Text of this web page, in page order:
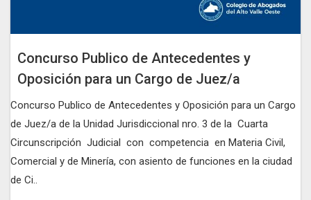
Concurso Publico de Antecedentes y
Oposición para un Cargo de Juez/a
Concurso Publico de Antecedentes y Oposición para un Cargo
de Juez/a de la Unidad Jurisdiccional nro. 3 de la Cuarta
Circunscripción Judicial con competencia en Materia Civil,
Comercial y de Minería, con asiento de funciones en la ciudad
de Ci..